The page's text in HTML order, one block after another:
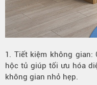
1. Tiết kiệm không
hộc tủ giúp tối ưu hóa
không gian nhỏ hẹp.